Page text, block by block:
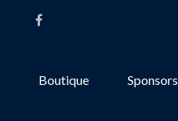
Boutique Sponsors